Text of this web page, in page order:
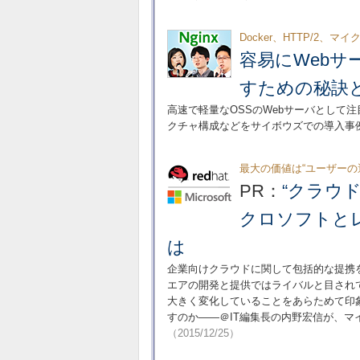
Docker、HTTP/2、マイ
容易にWebサ
すための秘訣
高速で軽量なOSSのWebサーバとして
クチャ構成などをサイボウズでの導入事
最大の価値は“ユーザーの
PR： “クラウ
クロソフトと
は
企業向けクラウドに関して包括的な提
エアの開発と提供ではライバルと目さ
大きく変化していることをあらためて
すのか――＠IT編集長の内野宏信が、マ
（2015/12/25）